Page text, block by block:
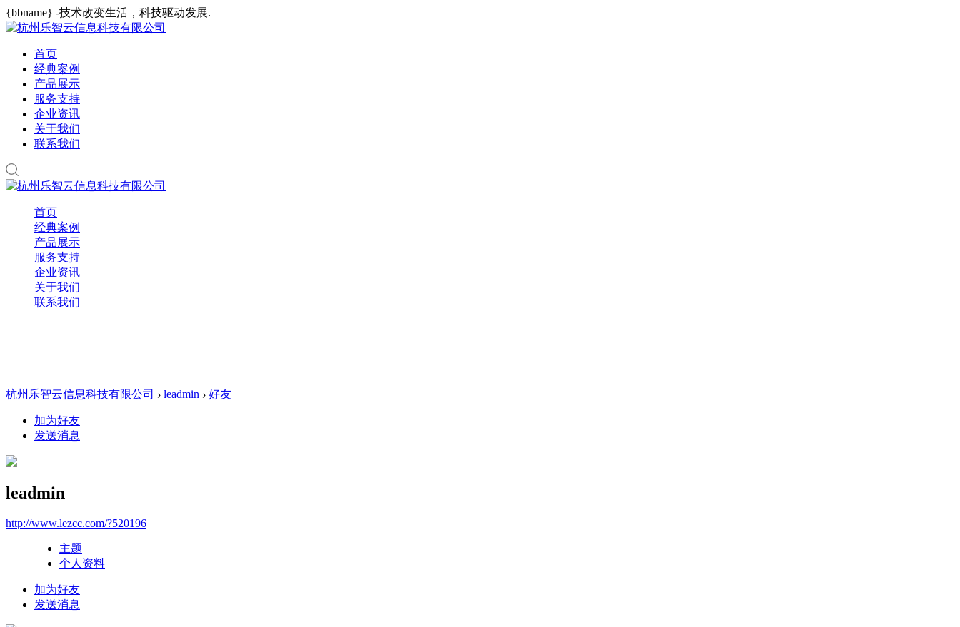
{bbname} -技术改变生活，科技驱动发展.
首页
经典案例
产品展示
服务支持
企业资讯
关于我们
联系我们
首页
经典案例
产品展示
服务支持
企业资讯
关于我们
联系我们
杭州乐智云信息科技有限公司 › leadmin › 好友
加为好友
发送消息
leadmin
http://www.lezcc.com/?520196
主题
个人资料
加为好友
发送消息